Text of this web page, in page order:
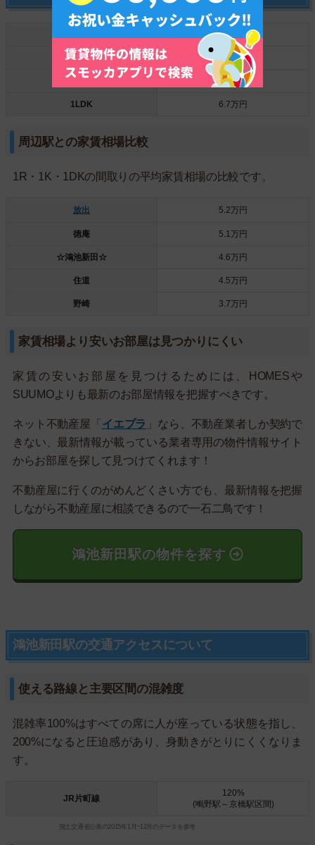
4.1万円
1K 4.6万円
1DK 5.2万円
1LDK 6.7万円
周辺駅との家賃相場比較
1R・1K・1DKの間取りの平均家賃相場の比較です。
放出 5.2万円
徳庵 5.1万円
☆鴻池新田☆ 4.6万円
住道 4.5万円
野崎 3.7万円
家賃相場より安いお部屋は見つかりにくい
家賃の安いお部屋を見つけるためには、HOMESや
SUUMOよりも最新のお部屋情報を把握すべきです。
ネット不動産屋「 イエプラ 」なら、不動産業者しか契約で
きない、最新情報が載っている業者専用の物件情報サイト
からお部屋を探して見つけてくれます！
不動産屋に行くのがめんどくさい方でも、最新情報を把握
しながら不動産屋に相談できるので一石二鳥です！
鴻池新田駅の物件を探す
鴻池新田駅の交通アクセスについて
使える路線と主要区間の混雑度
混雑率100%はすべての席に人が座っている状態を指し、
200%になると圧迫感があり、身動きがとりにくくなりま
す。
JR片町線
120%
(鴫野駅～京橋駅区間)
国土交通省公表の2015年1月~12月のデータを参考